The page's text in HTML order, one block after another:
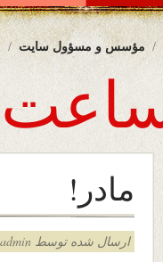
مؤسس و مسؤول سایت
مادر!
ارسال شده توسط admin در